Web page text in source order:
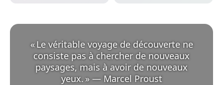
«Le véritable voyage de découverte ne
consiste pas à chercher de nouveaux
paysages, mais à avoir de nouveaux
yeux. » — Marcel Proust